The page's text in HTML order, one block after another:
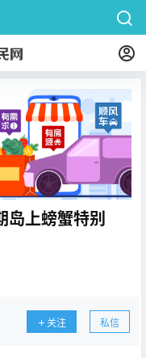
岛上螃蟹特别
关注 私信